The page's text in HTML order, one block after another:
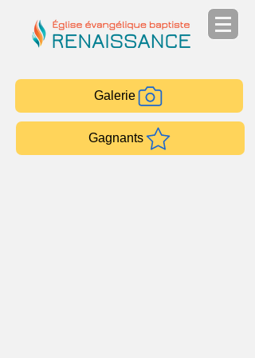
Galerie
Gagnants